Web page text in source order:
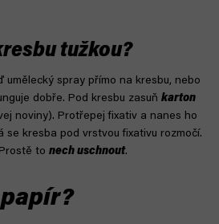
tužkou?
umělecký spray přímo na kresbu, nebo
dobře. Pod kresbu zasuň karton
noviny). Protřepej fixativ a nanes ho
se kresba pod vrstvou fixativu rozmočí.
to nech uschnout.